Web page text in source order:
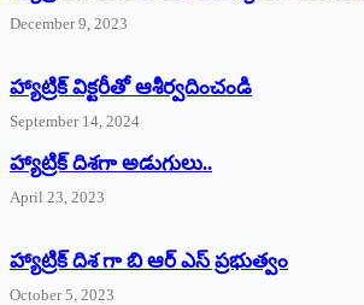
December 9, 2023
హ్యాట్రిక్‌ ‌విక్టరీతో ఆశీర్వదించండి
September 14, 2024
‌హ్యాట్రిక్‌ ‌దిశగా అడుగులు..
April 23, 2023
హ్యాట్రిక్ దిశ గా బి ఆర్ ఎస్ ప్రభుత్వం
October 5, 2023